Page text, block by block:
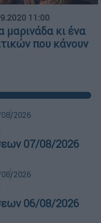
11:00
μαρινάδα κι ένα
που κάνουν
07/08/2026
06/08/2026